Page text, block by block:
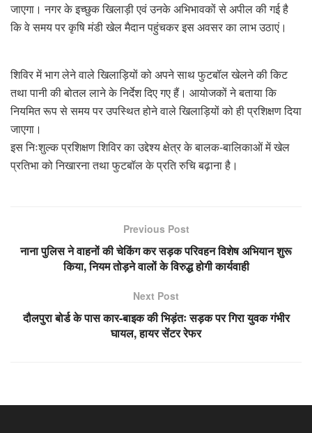
जाएगा। नगर के इच्छुक खिलाड़ी एवं उनके अभिभावकों से अपील की गई है
कि वे समय पर कृषि मंडी खेल मैदान पहुंचकर इस अवसर का लाभ उठाएं।
शिविर में भाग लेने वाले खिलाड़ियों को अपने साथ फुटबॉल खेलने की किट
तथा पानी की बोतल लाने के निर्देश दिए गए हैं। आयोजकों ने बताया कि
नियमित रूप से समय पर उपस्थित होने वाले खिलाड़ियों को ही प्रशिक्षण दिया
जाएगा।
इस निःशुल्क प्रशिक्षण शिविर का उद्देश्य क्षेत्र के बालक-बालिकाओं में खेल
प्रतिभा को निखारना तथा फुटबॉल के प्रति रुचि बढ़ाना है।
Previous Post
नाना पुलिस ने वाहनों की चेकिंग कर सड़क परिवहन विशेष अभियान शुरू
किया, नियम तोड़ने वालों के विरुद्ध होगी कार्यवाही
Next Post
दौलपुरा बोर्ड के पास कार-बाइक की भिड़ंतः सड़क पर गिरा युवक गंभीर
घायल, हायर सेंटर रेफर